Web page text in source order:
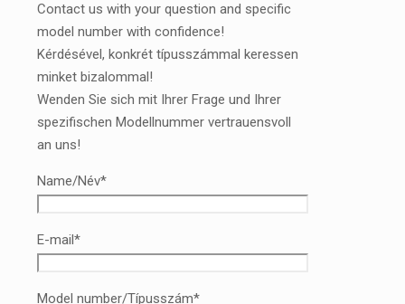
Contact us with your question and specific
model number with confidence!
Kérdésével, konkrét típusszámmal keressen
minket bizalommal!
Wenden Sie sich mit Ihrer Frage und Ihrer
spezifischen Modellnummer vertrauensvoll
an uns!
Name/Név*
E-mail*
Model number/Típusszám*